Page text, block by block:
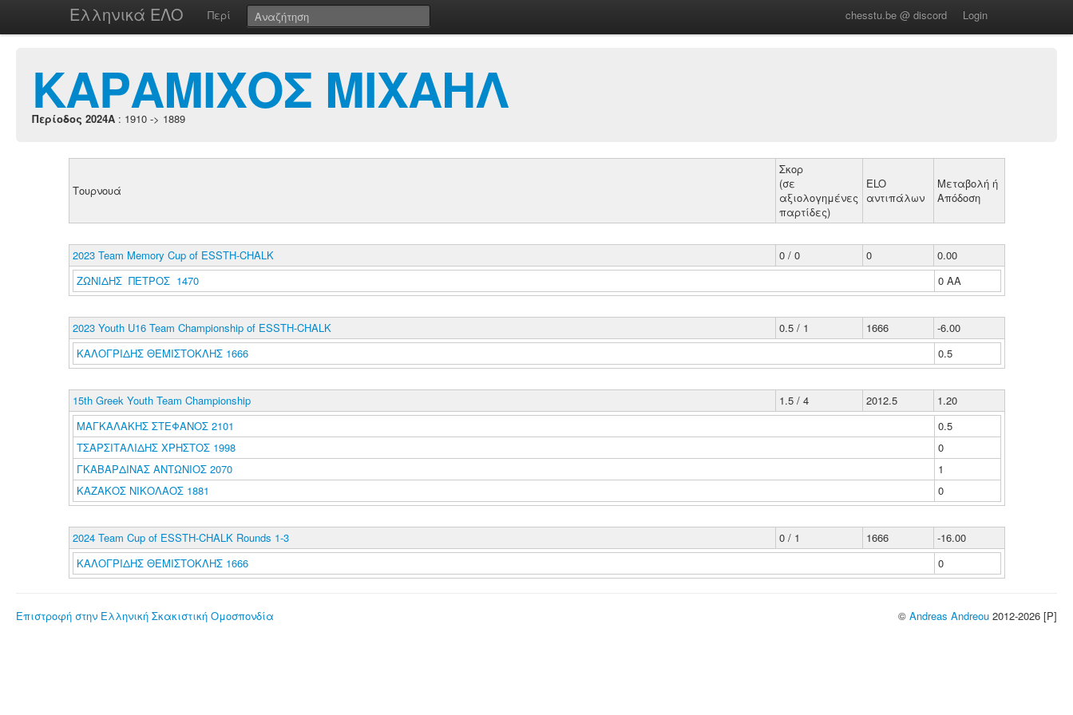
Ελληνικά ΕΛΟ Περί chesstu.be @ discord Login
ΚΑΡΑΜΙΧΟΣ ΜΙΧΑΗΛ
Περίοδος 2024A : 1910 -> 1889
Τουρνουά
Σκορ
(σε
αξιολογημένες
παρτίδες)
ELO
αντιπάλων
Μεταβολή ή
Απόδοση
2023 Team Memory Cup of ESSTH-CHALK 0 / 0 0
0.00
ΖΩΝΙΔΗΣ ΠΕΤΡΟΣ 1470
0 ΑΑ
2023 Youth U16 Team Championship of ESSTH-CHALK 0.5 / 1 1666
-6.00
ΚΑΛΟΓΡΙΔΗΣ ΘΕΜΙΣΤΟΚΛΗΣ 1666
0.5
15th Greek Youth Team Championship 1.5 / 4 2012.5
1.20
ΜΑΓΚΑΛΑΚΗΣ ΣΤΕΦΑΝΟΣ 2101
0.5
ΤΣΑΡΣΙΤΑΛΙΔΗΣ ΧΡΗΣΤΟΣ 1998
0
ΓΚΑΒΑΡΔΙΝΑΣ ΑΝΤΩΝΙΟΣ 2070
1
ΚΑΖΑΚΟΣ ΝΙΚΟΛΑΟΣ 1881
0
2024 Team Cup of ESSTH-CHALK Rounds 1-3 0 / 1 1666
-16.00
ΚΑΛΟΓΡΙΔΗΣ ΘΕΜΙΣΤΟΚΛΗΣ 1666
0
Επιστροφή στην Ελληνική Σκακιστική Ομοσπονδία © Andreas Andreou 2012-2026 [P]